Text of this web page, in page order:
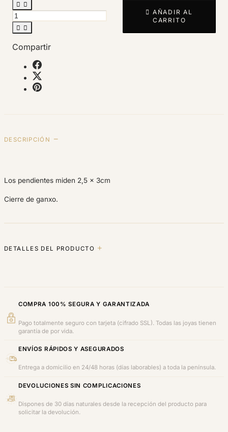
 
 

CARRITO
Compartir
DESCRIPCIÓN
Los pendientes miden 2,5 x 3cm
Cierre de ganxo.
DETALLES DEL PRODUCTO
COMPRA 100% SEGURA Y GARANTIZADA
Pago totalmente seguro con tarjeta (cifrado SSL). Todas las joyas tienen
garantía de por vida.
ENVÍOS RÁPIDOS Y ASEGURADOS
Entrega a domicilio en 24/48 horas (días laborables) a toda la península.
DEVOLUCIONES SIN COMPLICACIONES
Dispones de 30 días naturales desde la recepción del producto para
solicitar la devolución.